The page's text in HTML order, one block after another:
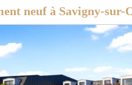
neuf à Savigny-sur-